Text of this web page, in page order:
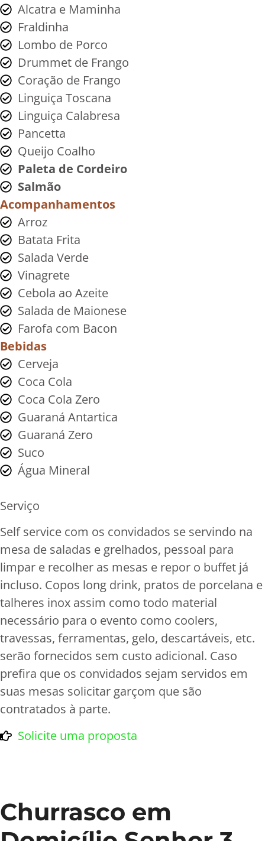
Alcatra e Maminha
Fraldinha
Lombo de Porco
Drummet de Frango
Coração de Frango
Linguiça Toscana
Linguiça Calabresa
Pancetta
Queijo Coalho
Paleta de Cordeiro
Salmão
Acompanhamentos
Arroz
Batata Frita
Salada Verde
Vinagrete
Cebola ao Azeite
Salada de Maionese
Farofa com Bacon
Bebidas
Cerveja
Coca Cola
Coca Cola Zero
Guaraná Antartica
Guaraná Zero
Suco
Água Mineral
Serviço
Self service com os convidados se servindo na
mesa de saladas e grelhados, pessoal para
limpar e recolher as mesas e repor o buffet já
incluso. Copos long drink, pratos de porcelana e
talheres inox assim como todo material
necessário para o evento como coolers,
travessas, ferramentas, gelo, descartáveis, etc.
serão fornecidos sem custo adicional. Caso
prefira que os convidados sejam servidos em
suas mesas solicitar garçom que são
contratados à parte.
Solicite uma proposta
Churrasco em